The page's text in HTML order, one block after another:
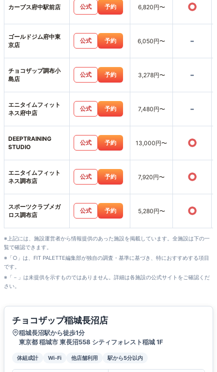
カーブス府中駅前店 公式 予約 6,820円〜 ○
ゴールドジム府中東
京店
公式 予約 6,050円〜 -
チョコザップ調布小
島店
公式 予約 3,278円〜 -
エニタイムフィット
ネス府中店
公式 予約 7,480円〜 -
DEEPTRAINING
STUDIO
公式 予約 13,000円〜 ○
エニタイムフィット
ネス調布店
公式 予約 7,920円〜 ○
スポーツクラブメガ
ロス調布店
公式 予約 5,280円〜 ○
※上記には、施設運営者から情報提供のあった施設を掲載しています。全施設は下の一
覧で確認できます。
※「○」は、FIT PALETTE編集部が独自の調査・基準に基づき、特におすすめする項目
です。
※「－」は未提供を示すものではありません。詳細は各施設の公式サイトをご確認くだ
さい。
チョコザップ稲城長沼店
稲城長沼駅から徒歩1分
東京都 稲城市 東長沼558 シティフォレスト稲城 1F
体組成計 Wi-Fi 他店舗利用 駅から5分以内